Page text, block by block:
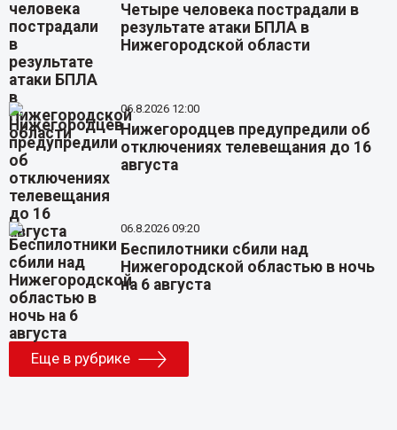
Четыре человека пострадали в
результате атаки БПЛА в
Нижегородской области
06.8.2026 12:00
Нижегородцев предупредили об
отключениях телевещания до 16
августа
06.8.2026 09:20
Беспилотники сбили над
Нижегородской областью в ночь
на 6 августа
Еще в рубрике